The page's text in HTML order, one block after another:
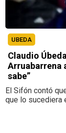
UBEDA
Claudio
Arruabarrena
sabe”
El Sifón contó
que lo sucediera